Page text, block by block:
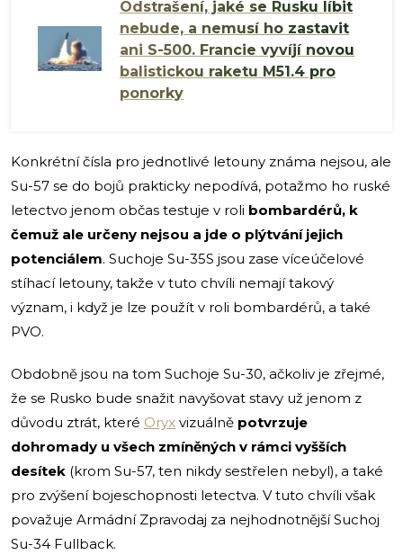
Odstrašení, jaké se Rusku líbit
nebude, a nemusí ho zastavit
ani S-500. Francie vyvíjí novou
balistickou raketu M51.4 pro
ponorky
Konkrétní čísla pro jednotlivé letouny známa nejsou, ale
Su-57 se do bojů prakticky nepodívá, potažmo ho ruské
letectvo jenom občas testuje v roli bombardérů, k
čemuž ale určeny nejsou a jde o plýtvání jejich
potenciálem. Suchoje Su-35S jsou zase víceúčelové
stíhací letouny, takže v tuto chvíli nemají takový
význam, i když je lze použít v roli bombardérů, a také
PVO.
Obdobně jsou na tom Suchoje Su-30, ačkoliv je zřejmé,
že se Rusko bude snažit navyšovat stavy už jenom z
důvodu ztrát, které Oryx vizuálně potvrzuje
dohromady u všech zmíněných v rámci vyšších
desítek (krom Su-57, ten nikdy sestřelen nebyl), a také
pro zvýšení bojeschopnosti letectva. V tuto chvíli však
považuje Armádní Zpravodaj za nejhodnotnější Suchoj
Su-34 Fullback.